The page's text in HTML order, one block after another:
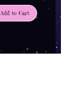
Add to Cart